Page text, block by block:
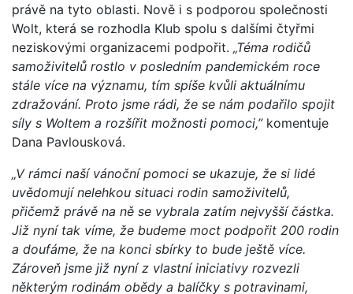
právě na tyto oblasti. Nově i s podporou společnosti
Wolt, která se rozhodla Klub spolu s dalšími čtyřmi
neziskovými organizacemi podpořit. „Téma rodičů
samoživitelů rostlo v posledním pandemickém roce
stále více na významu, tím spíše kvůli aktuálnímu
zdražování. Proto jsme rádi, že se nám podařilo spojit
síly s Woltem a rozšířit možnosti pomoci,”komentuje
Dana Pavlousková.
„V rámci naší vánoční pomoci se ukazuje, že si lidé
uvědomují nelehkou situaci rodin samoživitelů,
přičemž právě na ně se vybrala zatím nejvyšší částka.
Již nyní tak víme, že budeme moct podpořit 200 rodin
a doufáme, že na konci sbírky to bude ještě více.
Zároveň jsme již nyní z vlastní iniciativy rozvezli
některým rodinám obědy a balíčky s potravinami,